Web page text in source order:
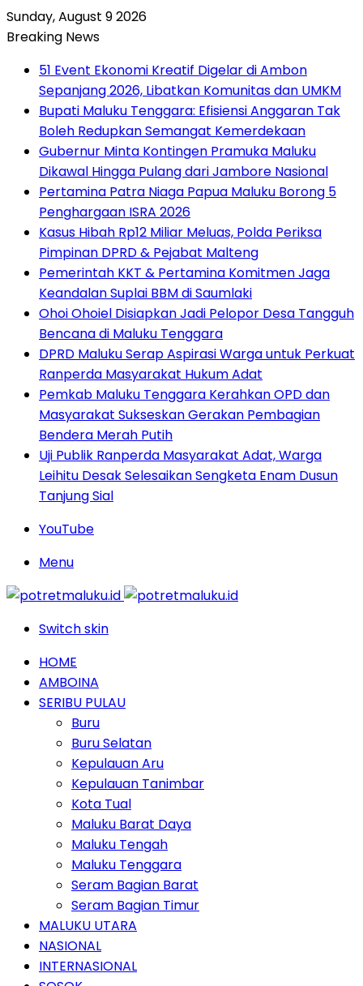
Sunday, August 9 2026
Breaking News
51 Event Ekonomi Kreatif Digelar di Ambon
Sepanjang 2026, Libatkan Komunitas dan UMKM
Bupati Maluku Tenggara: Efisiensi Anggaran Tak
Boleh Redupkan Semangat Kemerdekaan
Gubernur Minta Kontingen Pramuka Maluku
Dikawal Hingga Pulang dari Jambore Nasional
Pertamina Patra Niaga Papua Maluku Borong 5
Penghargaan ISRA 2026
Kasus Hibah Rp12 Miliar Meluas, Polda Periksa
Pimpinan DPRD & Pejabat Malteng
Pemerintah KKT & Pertamina Komitmen Jaga
Keandalan Suplai BBM di Saumlaki
Ohoi Ohoiel Disiapkan Jadi Pelopor Desa Tangguh
Bencana di Maluku Tenggara
DPRD Maluku Serap Aspirasi Warga untuk Perkuat
Ranperda Masyarakat Hukum Adat
Pemkab Maluku Tenggara Kerahkan OPD dan
Masyarakat Sukseskan Gerakan Pembagian
Bendera Merah Putih
Uji Publik Ranperda Masyarakat Adat, Warga
Leihitu Desak Selesaikan Sengketa Enam Dusun
Tanjung Sial
YouTube
Menu
Switch skin
HOME
AMBOINA
SERIBU PULAU
Buru
Buru Selatan
Kepulauan Aru
Kepulauan Tanimbar
Kota Tual
Maluku Barat Daya
Maluku Tengah
Maluku Tenggara
Seram Bagian Barat
Seram Bagian Timur
MALUKU UTARA
NASIONAL
INTERNASIONAL